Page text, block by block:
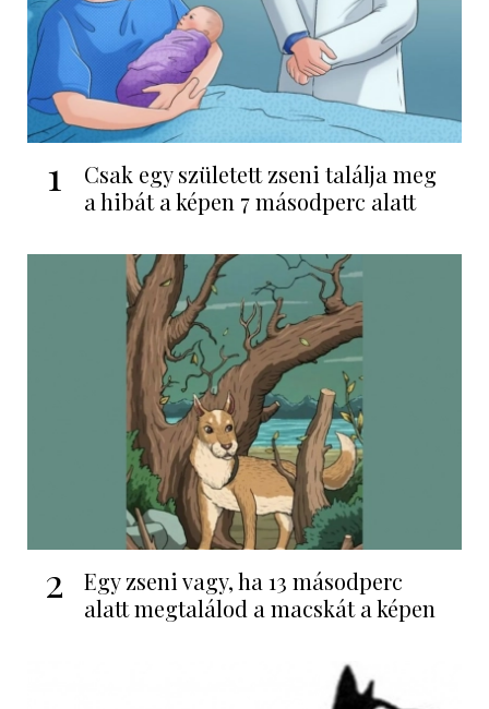
1
Csak egy született zseni találja meg
a hibát a képen 7 másodperc alatt
2
Egy zseni vagy, ha 13 másodperc
alatt megtalálod a macskát a képen